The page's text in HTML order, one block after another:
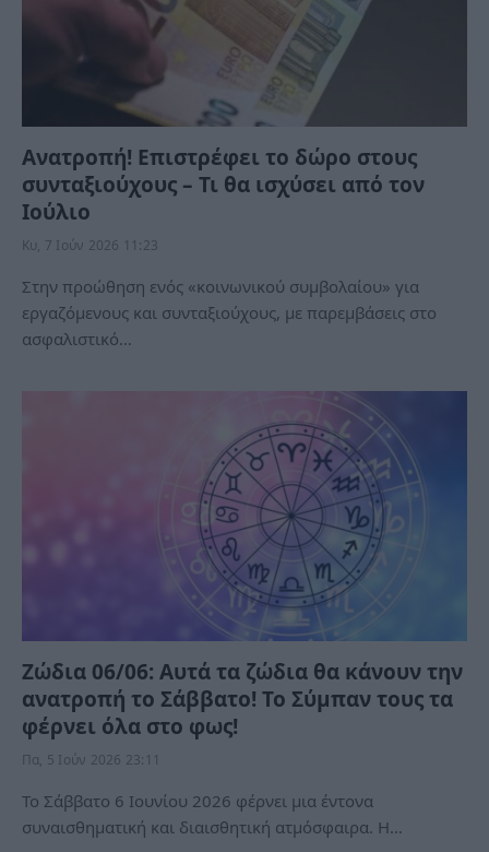
Ανατροπή! Επιστρέφει το δώρο στους
συνταξιούχους – Τι θα ισχύσει από τον
Ιούλιο
Κυ, 7 Ιούν 2026 11:23
Στην προώθηση ενός «κοινωνικού συμβολαίου» για
εργαζόμενους και συνταξιούχους, με παρεμβάσεις στο
ασφαλιστικό…
Ζώδια 06/06: Αυτά τα ζώδια θα κάνουν την
ανατροπή το Σάββατο! Το Σύμπαν τους τα
φέρνει όλα στο φως!
Πα, 5 Ιούν 2026 23:11
Το Σάββατο 6 Ιουνίου 2026 φέρνει μια έντονα
συναισθηματική και διαισθητική ατμόσφαιρα. Η…